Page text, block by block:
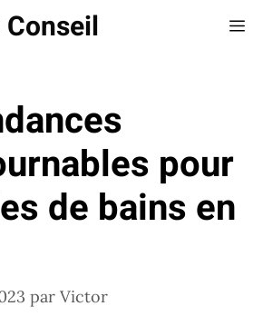
pour
de bains en
par Victor